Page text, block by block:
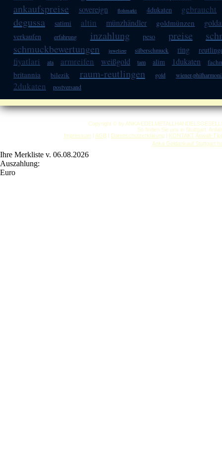
ankaufspreise sovereign flohmarkt 4dukaten gebraucht
degussa satimi altin münzhändler goldmünzen
verkaufen erfahrung inzahlung peso preise
schmuckbewertungen
juweliere silberschmuck ring
fiyatlari ata armreifen weißgold tam alim 1dukaten
britannia bilezik raum-reutlingen gold wiener-
2dukaten postversand
Copyright © by ANKA
So finden Sie uns in Stuttgart:
Impressum | AGB | Datenschutzerklärung | KONTAKT Anwalt-
Anka Goldankauf Stuttgart
Ihre Merkliste v. 06.08.2026
Auszahlung:
Euro